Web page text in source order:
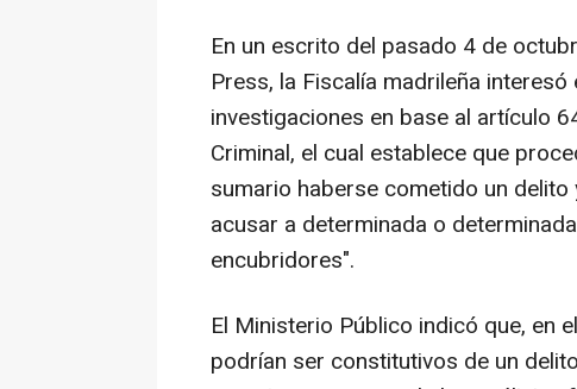
En un escrito del pasado 4 de
Press, la Fiscalía madrileña
investigaciones en base al artículo
Criminal, el cual establece que
sumario haberse cometido un
acusar a determinada o
encubridores".
El Ministerio Público indicó que, en
podrían ser constitutivos de un